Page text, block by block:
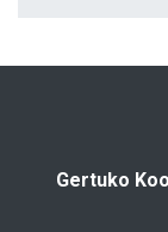
Gertuko